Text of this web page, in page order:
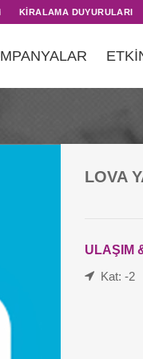
KİRALAMA DUYURULARI
LOVA
ULAŞIM
Kat: -2